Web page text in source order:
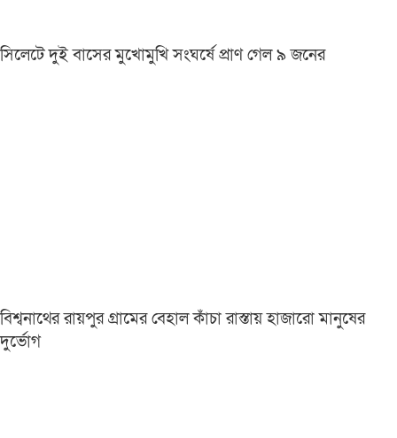
সিলেটে দুই বাসের মুখোমুখি সংঘর্ষে প্রাণ গেল ৯ জনের
বিশ্বনাথের রায়পুর গ্রামের বেহাল কাঁচা রাস্তায় হাজারো মানুষের
দুর্ভোগ